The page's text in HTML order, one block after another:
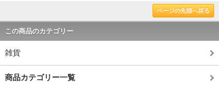
ページの先頭へ戻る
この商品のカテゴリー
雑貨
商品カテゴリー一覧